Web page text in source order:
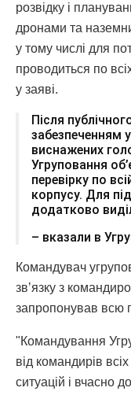
розвідку і
дронами та
у тому числі для
проводиться по
у заяві.
Після
забезпеченням
виснажених
Угруповання
перевірку по
корпусу. Для
додатково
– вказали в
Командувач
звʼязку з
запропонував всю
"Командування
від командирів
ситуацій і вчасно